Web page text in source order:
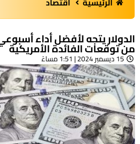
الدولار يتجه لأفضل أداء
من توقعات الفائدة الأمريكية
15 ديسمبر 2024 | 1:51 مساءً